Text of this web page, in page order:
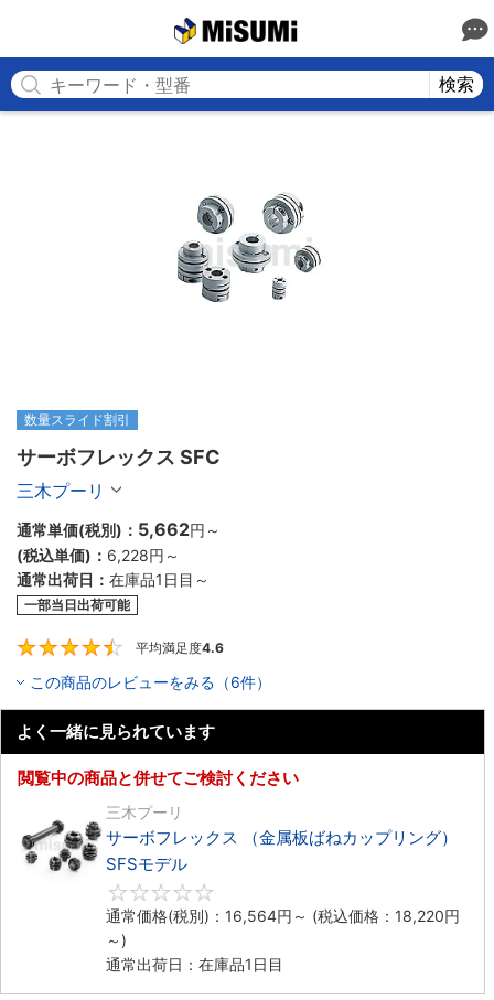
検索
数量スライド割引
サーボフレックス SFC
三木プーリ
通常単価(税別)： 5,662円 ～
(税込単価)： 6,228円 ～
通常出荷日： 在庫品1日目～
一部当日出荷可能
平均満足度4.6
この商品のレビューをみる（6件）
よく一緒に見られています
閲覧中の商品と併せてご検討ください
三木プーリ
サーボフレックス （金属板ばねカップリング）
SFSモデル
通常価格(税別)： 16,564円 ～ (税込価格： 18,220円
～)
通常出荷日：在庫品1日目